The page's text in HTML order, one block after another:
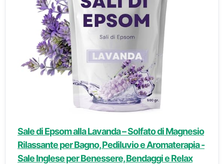
Sale di Epsom alla Lavanda – Solfato di Magnesio
Rilassante per Bagno, Pediluvio e Aromaterapia -
Sale Inglese per Benessere, Bendaggi e Relax